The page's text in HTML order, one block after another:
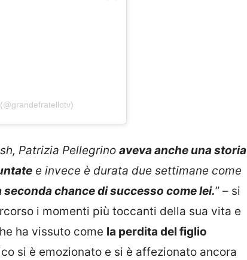
Patrizia Pellegrino aveva anche una storia
e invece è durata due settimane come
seconda chance di successo come lei.” – si
i momenti più toccanti della sua vita e
ha vissuto come la perdita del figlio
si è emozionato e si è affezionato ancora